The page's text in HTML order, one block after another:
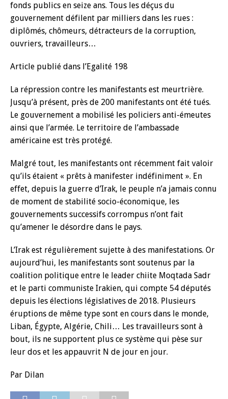
fonds publics en seize ans. Tous les déçus du
gouvernement défilent par milliers dans les rues :
diplômés, chômeurs, détracteurs de la corruption,
ouvriers, travailleurs…
Article publié dans l’Egalité 198
La répression contre les manifestants est meurtrière.
Jusqu’à présent, près de 200 manifestants ont été tués.
Le gouvernement a mobilisé les policiers anti-émeutes
ainsi que l’armée. Le territoire de l’ambassade
américaine est très protégé.
Malgré tout, les manifestants ont récemment fait valoir
qu’ils étaient « prêts à manifester indéfiniment ». En
effet, depuis la guerre d’Irak, le peuple n’a jamais connu
de moment de stabilité socio-économique, les
gouvernements successifs corrompus n’ont fait
qu’amener le désordre dans le pays.
L’Irak est régulièrement sujette à des manifestations. Or
aujourd’hui, les manifestants sont soutenus par la
coalition politique entre le leader chiite Moqtada Sadr
et le parti communiste Irakien, qui compte 54 députés
depuis les élections législatives de 2018. Plusieurs
éruptions de même type sont en cours dans le monde,
Liban, Égypte, Algérie, Chili… Les travailleurs sont à
bout, ils ne supportent plus ce système qui pèse sur
leur dos et les appauvrit N de jour en jour.
Par Dilan